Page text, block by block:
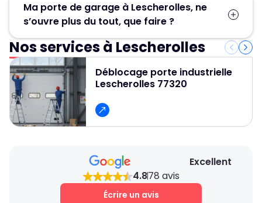
Lescherolles, contactez MGParis au 01 84 24
42 80 ! Nos artisans serruriers assurent un
dépannage rapide et efficace en 30 minute.
Ma porte de garage à Lescherolles, ne
s’ouvre plus du tout, que faire ?
Contactez Métallerie Grand Paris pour un
service de déblocage porte de garage rapide,
fiable et professionnel et pour obtenir un devis
gratuit et des conseils personnalisés.
Nos services à Lescherolles
Déblocage porte industrielle
Lescherolles 77320
Excellent
4.878 avis
Écrire un avis